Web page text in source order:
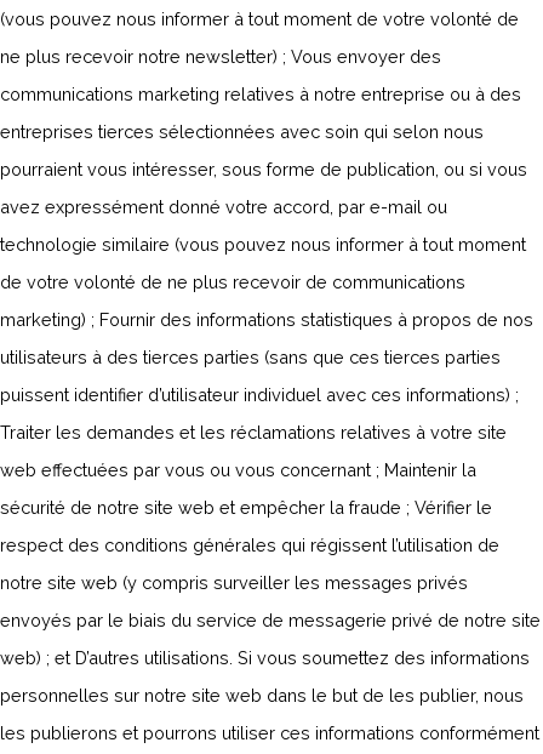
(vous pouvez nous informer à tout moment de votre volonté de
ne plus recevoir notre newsletter) ; Vous envoyer des
communications marketing relatives à notre entreprise ou à des
entreprises tierces sélectionnées avec soin qui selon nous
pourraient vous intéresser, sous forme de publication, ou si vous
avez expressément donné votre accord, par e-mail ou
technologie similaire (vous pouvez nous informer à tout moment
de votre volonté de ne plus recevoir de communications
marketing) ; Fournir des informations statistiques à propos de nos
utilisateurs à des tierces parties (sans que ces tierces parties
puissent identifier d’utilisateur individuel avec ces informations) ;
Traiter les demandes et les réclamations relatives à votre site
web effectuées par vous ou vous concernant ; Maintenir la
sécurité de notre site web et empêcher la fraude ; Vérifier le
respect des conditions générales qui régissent l’utilisation de
notre site web (y compris surveiller les messages privés
envoyés par le biais du service de messagerie privé de notre site
web) ; et D’autres utilisations. Si vous soumettez des informations
personnelles sur notre site web dans le but de les publier, nous
les publierons et pourrons utiliser ces informations conformément